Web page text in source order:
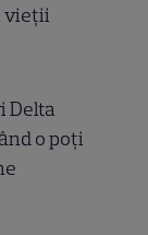
vieții
Delta
o poți